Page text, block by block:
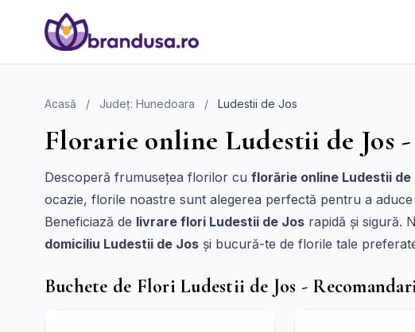
Acasă / Județ: Hunedoara / Ludestii de Jos
Florarie online Ludestii de Jos
Descoperă frumusețea florilor cu florărie online Ludestii de
ocazie, florile noastre sunt alegerea perfectă pentru a
Beneficiază de livrare flori Ludestii de Jos rapidă și sigură.
domiciliu Ludestii de Jos și bucură-te de florile tale
Buchete de Flori Ludestii de Jos -